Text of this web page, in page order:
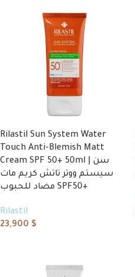
Rilastil Sun System Water
Touch Anti-Blemish Matt
Cream SPF 50+ 50ml | سن
سيستم ووتر تاتش كريم مات
مضاد للحبوب SPF50+
Rilastil
23,900 $